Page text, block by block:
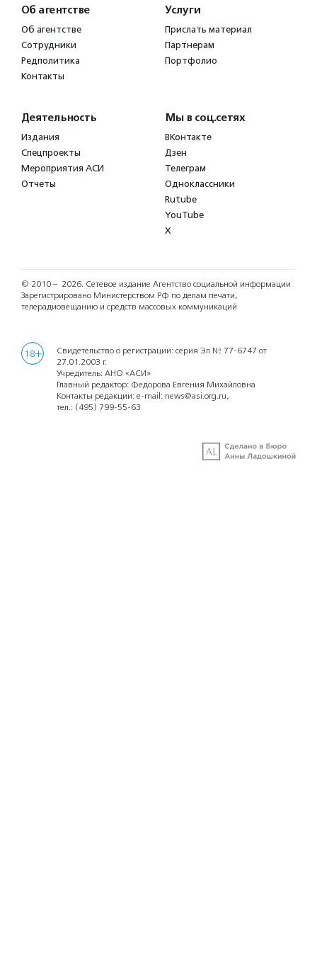
Об агентстве
Об агентстве
Сотрудники
Редполитика
Контакты
Услуги
Прислать материал
Партнерам
Портфолио
Деятельность
Издания
Спецпроекты
Мероприятия АСИ
Отчеты
Мы в соц.сетях
ВКонтакте
Дзен
Телеграм
Одноклассники
Rutube
YouTube
X
© 2010 – 2026. Сетевое издание Агентство социальной информации
Зарегистрировано Министерством РФ по делам печати,
телерадиовещанию и средств массовых коммуникаций
18+
Свидетельство о регистрации: серия Эл № 77-6747 от
27.01.2003 г.
Учредитель: АНО «АСИ»
Главный редактор: Федорова Евгения Михайловна
Контакты редакции: e-mail: news@asi.org.ru,
тел.: (495) 799-55-63